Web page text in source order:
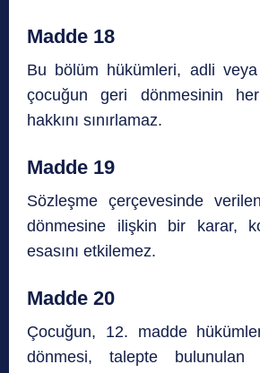
Madde 18
Bu bölüm hükümleri, adli veya
çocuğun geri dönmesinin
hakkını sınırlamaz.
Madde 19
Sözleşme çerçevesinde
dönmesine ilişkin bir karar,
esasını etkilemez.
Madde 20
Çocuğun, 12. madde
dönmesi, talepte bulunulan